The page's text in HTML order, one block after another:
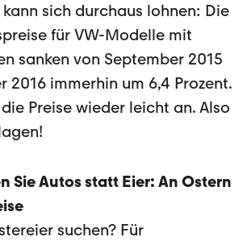
sich durchaus lohnen: Die
für VW-Modelle mit
sanken von September 2015
2016 immerhin um 6,4 Prozent.
Preise wieder leicht an. Also
Sie Autos statt Eier: An Ostern
suchen? Für